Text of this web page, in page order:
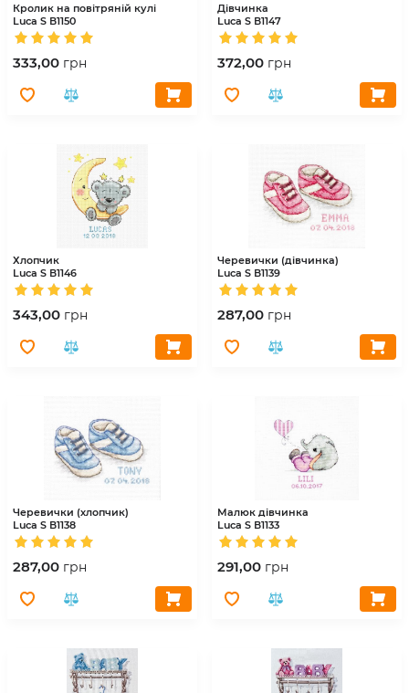
Кролик на повітряній кулі
Luca S В1150
333,00 грн
Дівчинка
Luca S В1147
372,00 грн
Хлопчик
Luca S В1146
343,00 грн
Черевички (дівчинка)
Luca S В1139
287,00 грн
Черевички (хлопчик)
Luca S В1138
287,00 грн
Малюк дівчинка
Luca S В1133
291,00 грн